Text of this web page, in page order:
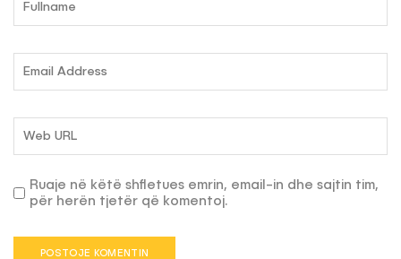
Ruaje në këtë shfletues emrin, email-in dhe sajtin tim,
për herën tjetër që komentoj.